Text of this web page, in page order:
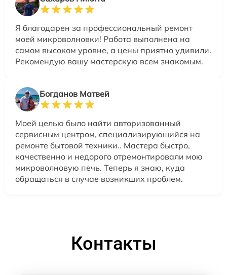
Я благодарен за профессиональный ремонт
моей микроволновки! Работа выполнена на
самом высоком уровне, а цены приятно удивили.
Рекомендую вашу мастерскую всем знакомым.
Богданов Матвей
Моей целью было найти авторизованный
сервисным центром, специализирующийся на
ремонте бытовой техники.. Мастера быстро,
качественно и недорого отремонтировали мою
микроволновую печь. Теперь я знаю, куда
обращаться в случае возникших проблем.
Контакты